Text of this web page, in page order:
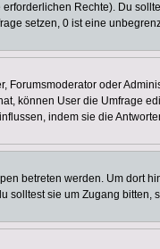
Rechte). Du
setzen, 0 ist eine
Forumsmoderator oder
können User die Umfrage
indem sie die
betreten werden. Um
solltest sie um Zugang bitten,